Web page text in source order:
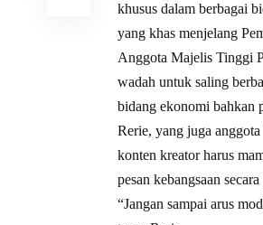
khusus dalam berbagai
yang khas menjelang
Anggota Majelis Tinggi
wadah untuk saling
bidang ekonomi bahkan
Rerie, yang juga
konten kreator harus
pesan kebangsaan
“Jangan sampai arus